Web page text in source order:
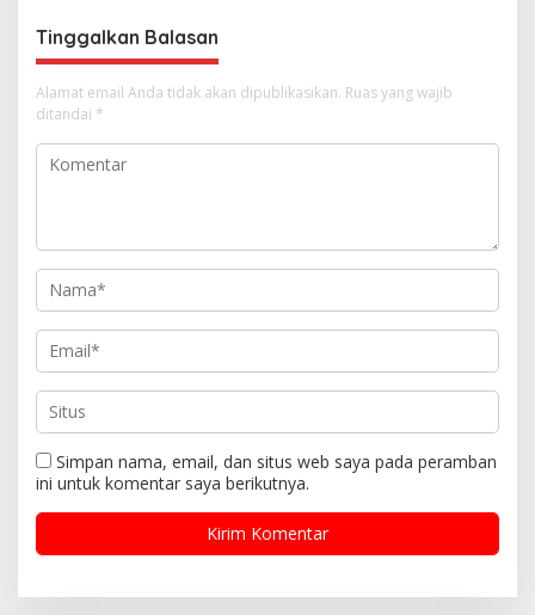
Tinggalkan Balasan
Alamat email Anda tidak akan dipublikasikan. Ruas yang wajib
ditandai *
Simpan nama, email, dan situs web saya pada peramban
ini untuk komentar saya berikutnya.